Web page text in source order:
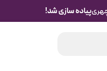
پیاده سازی شد!